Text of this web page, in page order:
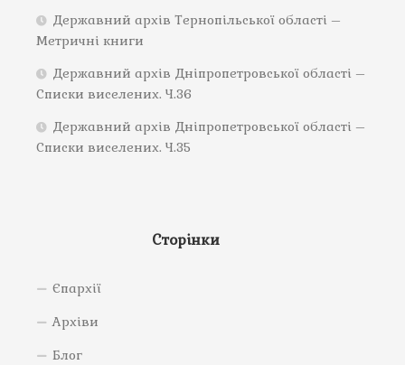
Державний архів Тернопільської області –
Метричні книги
Державний архів Дніпропетровської області –
Списки виселених. Ч.36
Державний архів Дніпропетровської області –
Списки виселених. Ч.35
Сторінки
Єпархії
Архіви
Блог